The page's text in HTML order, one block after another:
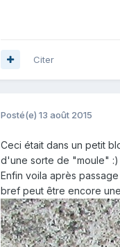
Citer
Posté(e) 13 août 2015
Ceci était dans un petit
d'une sorte de "moule"
Enfin voila après
bref peut être encore